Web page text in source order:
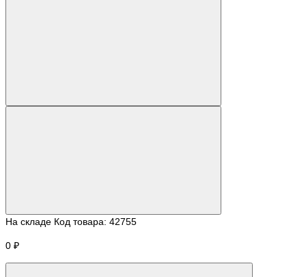
На складе Код товара: 42755
0 ₽